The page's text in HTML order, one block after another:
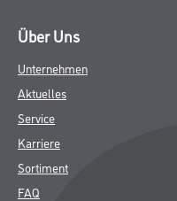
Über Uns
Unternehmen
Aktuelles
Service
Karriere
Sortiment
FAQ